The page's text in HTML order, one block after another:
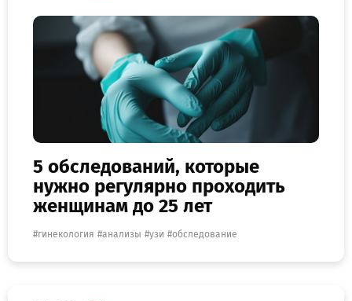
5 обследований, которые
нужно регулярно проходить
женщинам до 25 лет
гинекология анализы узи обследование